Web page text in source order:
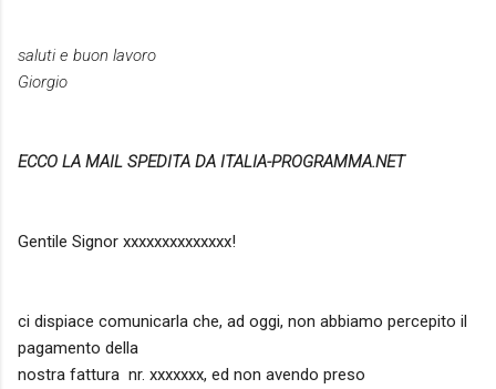
saluti e buon lavoro
Giorgio
ECCO LA MAIL SPEDITA DA ITALIA-PROGRAMMA.NET
Gentile Signor xxxxxxxxxxxxxx!
ci dispiace comunicarla che, ad oggi, non abbiamo percepito il
pagamento della
nostra fattura nr. xxxxxxx, ed non avendo preso